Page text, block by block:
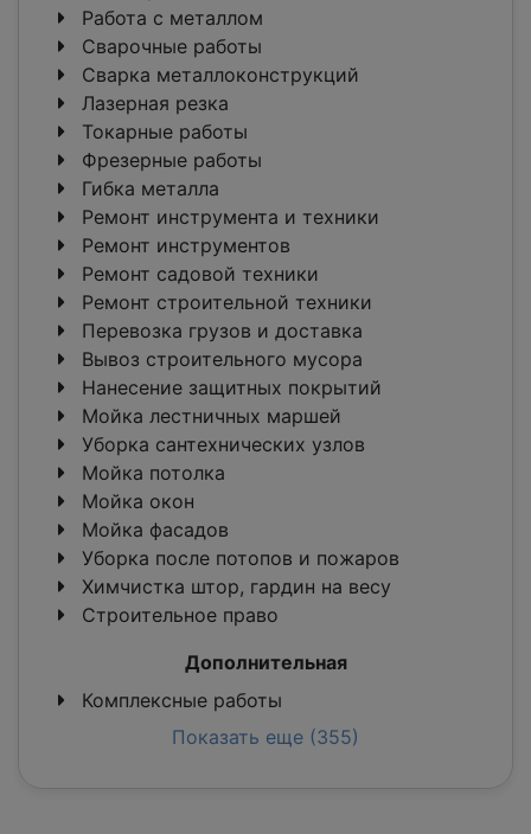
Работа с металлом
Сварочные работы
Сварка металлоконструкций
Лазерная резка
Токарные работы
Фрезерные работы
Гибка металла
Ремонт инструмента и техники
Ремонт инструментов
Ремонт садовой техники
Ремонт строительной техники
Перевозка грузов и доставка
Вывоз строительного мусора
Нанесение защитных покрытий
Мойка лестничных маршей
Уборка сантехнических узлов
Мойка потолка
Мойка окон
Мойка фасадов
Уборка после потопов и пожаров
Химчистка штор, гардин на весу
Строительное право
Дополнительная
Комплексные работы
Показать еще (355)